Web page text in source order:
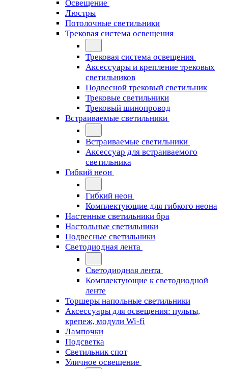
Освещение
Люстры
Потолочные светильники
Трековая система освещения
Трековая система освещения
Аксессуары и крепление трековых
светильников
Подвесной трековый светильник
Трековые светильники
Трековый шинопровод
Встраиваемые светильники
Встраиваемые светильники
Аксессуар для встраиваемого
светильника
Гибкий неон
Гибкий неон
Комплектующие для гибкого неона
Настенные светильники бра
Настольные светильники
Подвесные светильники
Светодиодная лента
Светодиодная лента
Комплектующие к светодиодной
ленте
Торшеры напольные светильники
Аксессуары для освещения: пульты,
крепеж, модули Wi-fi
Лампочки
Подсветка
Светильник спот
Уличное освещение